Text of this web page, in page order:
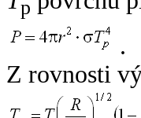
p
.
Z rovnosti